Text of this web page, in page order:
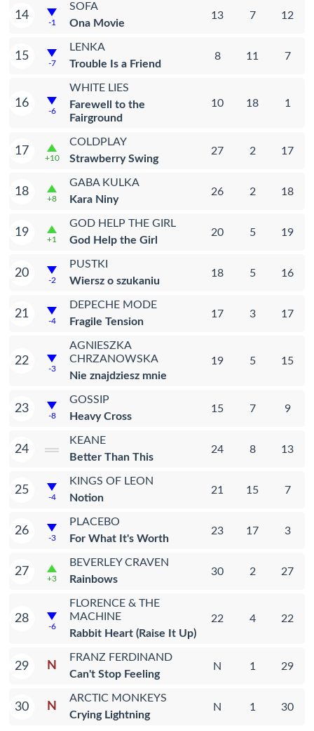
14
-1
SOFA
Ona Movie
13 7 12
15
-7
LENKA
Trouble Is a Friend
8 11 7
16
-6
WHITE LIES
Farewell to the
Fairground
10 18 1
17
+10
COLDPLAY
Strawberry Swing
27 2 17
18
+8
GABA KULKA
Kara Niny
26 2 18
19
+1
GOD HELP THE GIRL
God Help the Girl
20 5 19
20
-2
PUSTKI
Wiersz o szukaniu
18 5 16
21
-4
DEPECHE MODE
Fragile Tension
17 3 17
22
-3
AGNIESZKA
CHRZANOWSKA
Nie znajdziesz mnie
19 5 15
23
-8
GOSSIP
Heavy Cross
15 7 9
24
KEANE
Better Than This
24 8 13
25
-4
KINGS OF LEON
Notion
21 15 7
26
-3
PLACEBO
For What It's Worth
23 17 3
27
+3
BEVERLEY CRAVEN
Rainbows
30 2 27
28
-6
FLORENCE & THE
MACHINE
Rabbit Heart (Raise It Up)
22 4 22
29 N
FRANZ FERDINAND
Can't Stop Feeling
N 1 29
30 N
ARCTIC MONKEYS
Crying Lightning
N 1 30